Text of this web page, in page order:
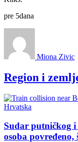
pre 5dana
Miona Zivic
Region i
Hrvatska
Sudar putničkog
osoba povređeno,